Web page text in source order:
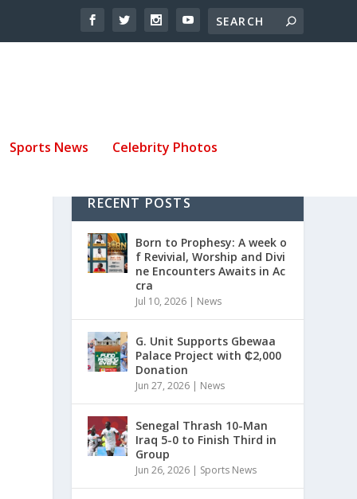
Sports News Celebrity Photos
RECENT POSTS
Born to Prophesy: A week o
f Revivial, Worship and Divi
ne Encounters Awaits in Ac
cra
Jul 10, 2026 | News
G. Unit Supports Gbewaa
Palace Project with ₵2,000
Donation
Jun 27, 2026 | News
Senegal Thrash 10-Man
Iraq 5-0 to Finish Third in
Group
Jun 26, 2026 | Sports News